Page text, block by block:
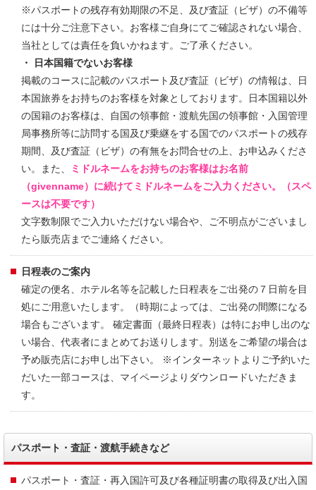
※パスポートの残存有効期限の不足、及び査証（ビザ）の不備等
には十分ご注意下さい。お客様ご自身にてご確認されない場合、
当社としては責任を負いかねます。ご了承ください。
・ 日本国籍でないお客様
掲載のコースに記載のパスポート及び査証（ビザ）の情報は、日
本国旅券をお持ちのお客様を対象としております。日本国籍以外
の国籍のお客様は、自国の領事館・渡航先国の領事館・入国管理
局事務所等に訪問する国及び乗継をする国でのパスポートの残存
期間、及び査証（ビザ）の有無をお問合せの上、お申込みくださ
い。また、
ミドルネームをお持ちのお客様はお名前
（givenname）に続けてミドルネームをご入力ください。（スペ
ースは不要です）
文字数制限でご入力いただけない場合や、ご不明点がございまし
たら販売店までご連絡ください。
日程表のご案内
確定の便名、ホテル名等を記載した日程表をご出発の７日前を目
処にご用意いたします。（時期によっては、ご出発の間際になる
場合もございます。 確定書面（最終日程表）は特にお申し出のな
い場合、代表者にまとめてお送りします。別送をご希望の場合は
予め販売店にお申し出下さい。 ※インターネットよりご予約いた
だいた一部コースは、マイページよりダウンロードいただきま
す。
パスポート・査証・渡航手続きなど
パスポート・査証・再入国許可及び各種証明書の取得及び出入国